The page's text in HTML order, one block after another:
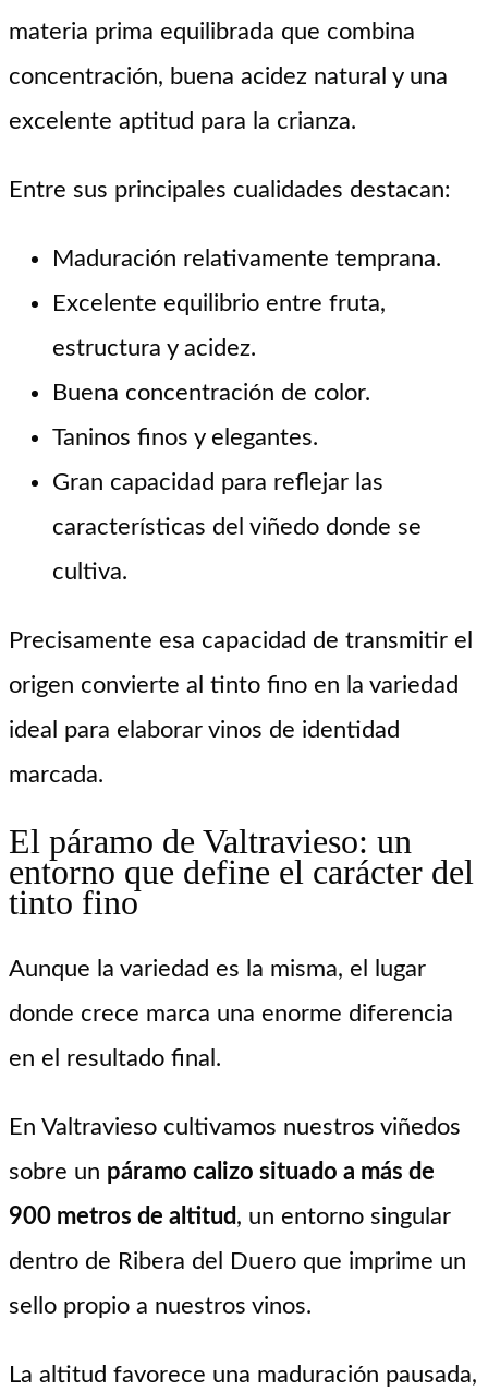
materia prima equilibrada que combina
concentración, buena acidez natural y una
excelente aptitud para la crianza.
Entre sus principales cualidades destacan:
Maduración relativamente temprana.
Excelente equilibrio entre fruta,
estructura y acidez.
Buena concentración de color.
Taninos finos y elegantes.
Gran capacidad para reflejar las
características del viñedo donde se
cultiva.
Precisamente esa capacidad de transmitir el
origen convierte al tinto fino en la variedad
ideal para elaborar vinos de identidad
marcada.
El páramo de Valtravieso: un
entorno que define el carácter del
tinto fino
Aunque la variedad es la misma, el lugar
donde crece marca una enorme diferencia
en el resultado final.
En Valtravieso cultivamos nuestros viñedos
sobre un páramo calizo situado a más de
900 metros de altitud, un entorno singular
dentro de Ribera del Duero que imprime un
sello propio a nuestros vinos.
La altitud favorece una maduración pausada,